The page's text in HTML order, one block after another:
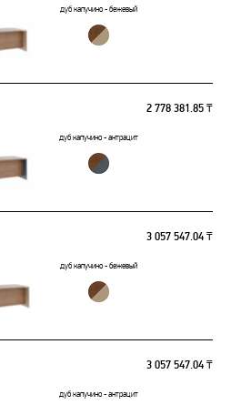
дуб капучино - бежевый
2 778 381.85 ₸
дуб капучино - антрацит
3 057 547.04 ₸
дуб капучино - бежевый
3 057 547.04 ₸
дуб капучино - антрацит